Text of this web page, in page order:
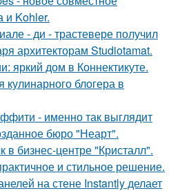
и Kohler.
- ди - трастевере получил
архитекторам Studiotamat.
яркий дом в Коннектикуте.
кулинарного блогера в
- именно так выглядит
бюро "Неарт".
в бизнес-центре "Кристалл".
и стильное решение.
на стене Instantly делает